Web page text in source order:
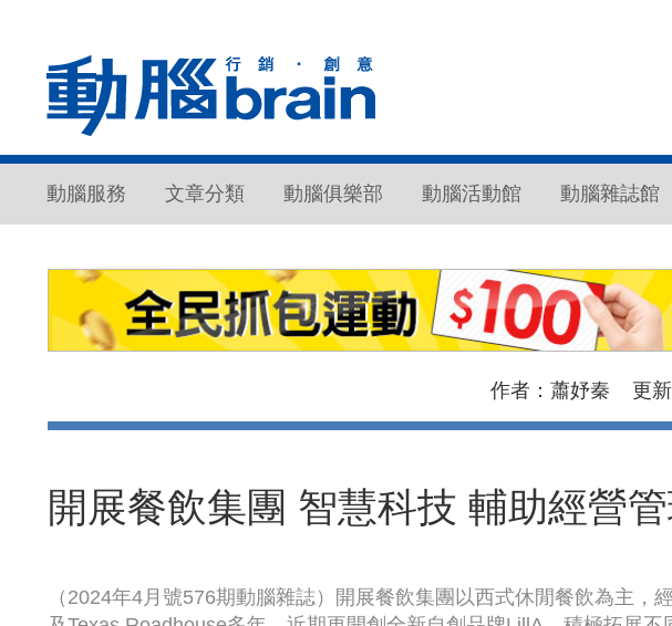
動腦服務 文章分類 動腦俱樂部 動腦活動館 動腦雜誌館
作者：蕭妤秦 更
開展餐飲集團 智慧科技 輔助經營
（2024年4月號576期動腦雜誌）開展餐飲集團以西式休閒餐飲為主，